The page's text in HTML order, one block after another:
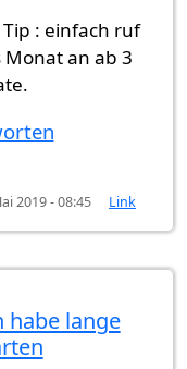
: einfach ruf
Monat an ab 3
2019 - 08:45 Link
Ich kann für
habe lange